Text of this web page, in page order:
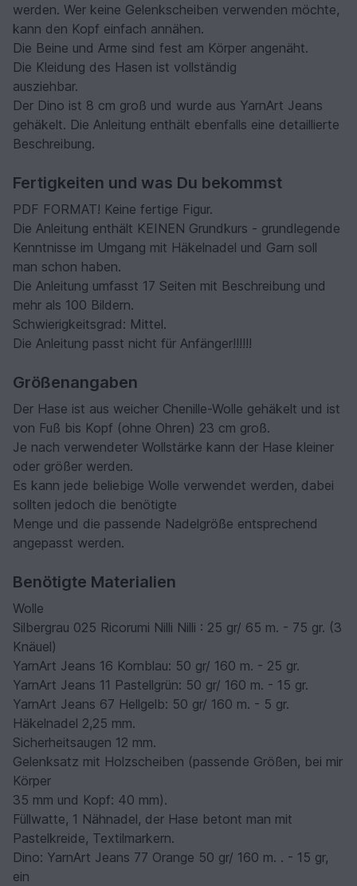
werden. Wer keine Gelenkscheiben verwenden möchte,
kann den Kopf einfach annähen.
Die Beine und Arme sind fest am Körper angenäht.
Die Kleidung des Hasen ist vollständig
ausziehbar.
Der Dino ist 8 cm groß und wurde aus YarnArt Jeans
gehäkelt. Die Anleitung enthält ebenfalls eine detaillierte
Beschreibung.
Fertigkeiten und was Du bekommst
PDF FORMAT! Keine fertige Figur.
Die Anleitung enthält KEINEN Grundkurs - grundlegende
Kenntnisse im Umgang mit Häkelnadel und Garn soll
man schon haben.
Die Anleitung umfasst 17 Seiten mit Beschreibung und
mehr als 100 Bildern.
Schwierigkeitsgrad: Mittel.
Die Anleitung passt nicht für Anfänger!!!!!!
Größenangaben
Der Hase ist aus weicher Chenille-Wolle gehäkelt und ist
von Fuß bis Kopf (ohne Ohren) 23 cm groß.
Je nach verwendeter Wollstärke kann der Hase kleiner
oder größer werden.
Es kann jede beliebige Wolle verwendet werden, dabei
sollten jedoch die benötigte
Menge und die passende Nadelgröße entsprechend
angepasst werden.
Benötigte Materialien
Wolle
Silbergrau 025 Ricorumi Nilli Nilli : 25 gr/ 65 m. - 75 gr. (3
Knäuel)
YarnArt Jeans 16 Kornblau: 50 gr/ 160 m. - 25 gr.
YarnArt Jeans 11 Pastellgrün: 50 gr/ 160 m. - 15 gr.
YarnArt Jeans 67 Hellgelb: 50 gr/ 160 m. - 5 gr.
Häkelnadel 2,25 mm.
Sicherheitsaugen 12 mm.
Gelenksatz mit Holzscheiben (passende Größen, bei mir
Körper
35 mm und Kopf: 40 mm).
Füllwatte, 1 Nähnadel, der Hase betont man mit
Pastelkreide, Textilmarkern.
Dino: YarnArt Jeans 77 Orange 50 gr/ 160 m. . - 15 gr,
ein